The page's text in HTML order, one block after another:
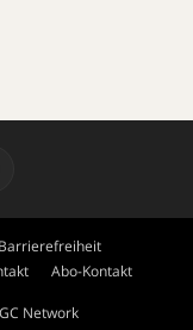
Barrierefreiheit
Abo-Kontakt
Network